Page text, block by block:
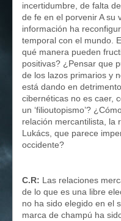
incertidumbre, de falta
de fe en el porvenir A su
información ha
temporal con el mundo.
qué manera pueden
positivas? ¿Pensar que
de los lazos primarios y
está dando en
cibernéticas no es caer,
un ‘filioutopismo’?
relación mercantilista, la
Lukács, que parece
occidente?
C.R: Las relaciones
de lo que es una libre
no ha sido elegido en el
marca de champú ha